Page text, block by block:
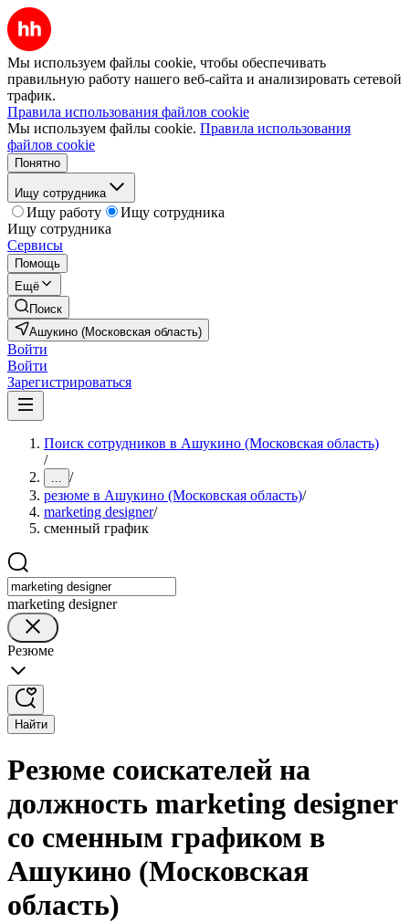
Мы используем файлы cookie, чтобы обеспечивать
правильную работу нашего веб-сайта и анализировать сетевой
трафик.
Правила использования файлов cookie
Мы используем файлы cookie. Правила использования
файлов cookie
Понятно
Ищу сотрудника
Ищу работу
Ищу сотрудника
Ищу сотрудника
Сервисы
Помощь
Ещё
Поиск
Ашукино (Московская область)
Войти
Войти
Зарегистрироваться
Поиск сотрудников в Ашукино (Московская область)
/
... /
резюме в Ашукино (Московская область)/
marketing designer/
сменный график
marketing designer
Резюме
Найти
Резюме соискателей на
должность marketing designer
со сменным графиком в
Ашукино (Московская
область)